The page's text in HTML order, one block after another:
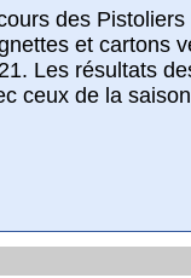
des
et cartons
Les résultats
ceux de la